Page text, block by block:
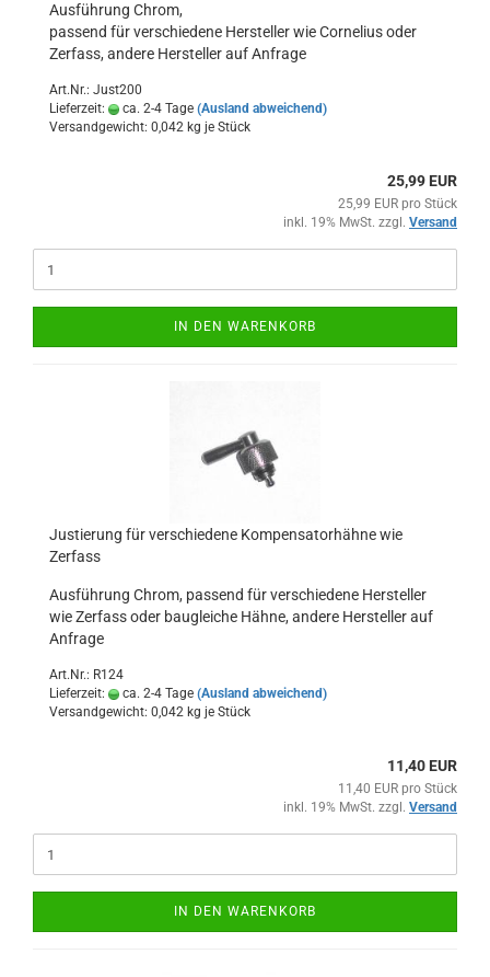
Ausführung Chrom,
passend für verschiedene Hersteller wie Cornelius oder
Zerfass, andere Hersteller auf Anfrage
Art.Nr.: Just200
Lieferzeit:
ca. 2-4 Tage (Ausland abweichend)
Versandgewicht: 0,042 kg je Stück
25,99 EUR
25,99 EUR pro Stück
inkl. 19% MwSt. zzgl. Versand
IN DEN WARENKORB
Justierung für verschiedene Kompensatorhähne wie
Zerfass
Ausführung Chrom, passend für verschiedene Hersteller
wie Zerfass oder baugleiche Hähne, andere Hersteller auf
Anfrage
Art.Nr.: R124
Lieferzeit:
ca. 2-4 Tage (Ausland abweichend)
Versandgewicht: 0,042 kg je Stück
11,40 EUR
11,40 EUR pro Stück
inkl. 19% MwSt. zzgl. Versand
IN DEN WARENKORB